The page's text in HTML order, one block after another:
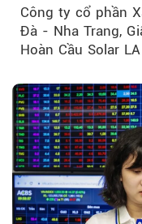
Công ty cổ phần
Đà - Nha Trang,
Hoàn Cầu Solar
do vi phạm quy
thị trường chứng